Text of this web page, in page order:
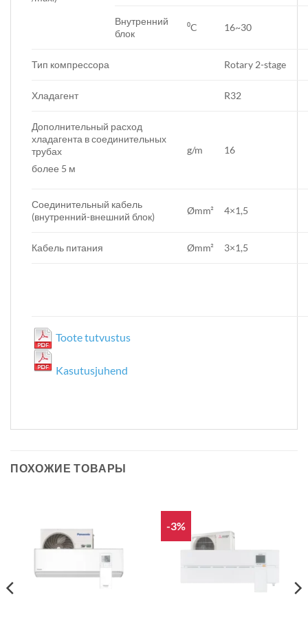
Внутренний
блок
⁰C 16~30
Тип компрессора Rotary 2-stage
Хладагент R32
Дополнительный расход
хладагента в соединительных
трубах
более 5 м
g/m 16
Соединительный кабель
(внутренний-внешний блок)
Ømm² 4×1,5
Кабель питания Ømm² 3×1,5
Toote tutvustus
Kasutusjuhend
ПОХОЖИЕ ТОВАРЫ
-3%